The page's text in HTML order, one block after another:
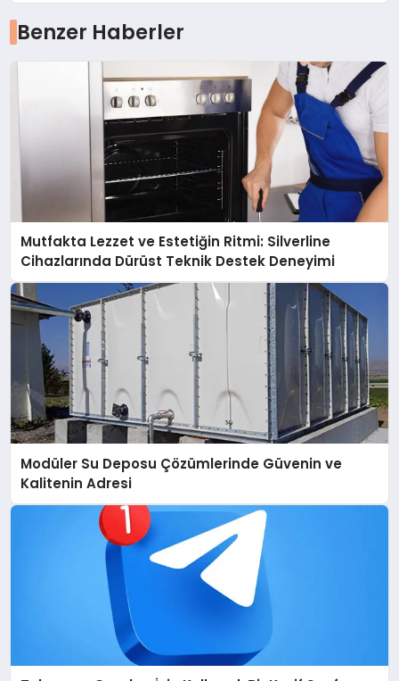
Benzer Haberler
Mutfakta Lezzet ve Estetiğin Ritmi: Silverline
Cihazlarında Dürüst Teknik Destek Deneyimi
Modüler Su Deposu Çözümlerinde Güvenin ve
Kalitenin Adresi